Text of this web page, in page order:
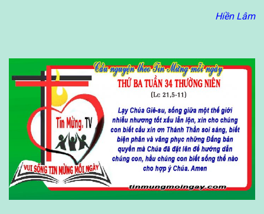
Hiền Lâm